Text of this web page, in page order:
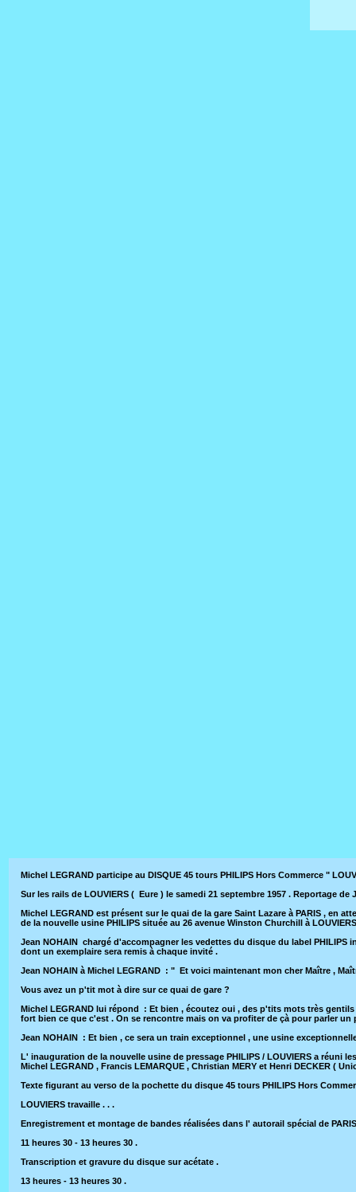
Michel LEGRAND participe au DISQUE 45 tours PHILIPS Hors Commerce "
Sur les rails de LOUVIERS ( Eure ) le samedi 21 septembre 1957 . Reportage
Michel LEGRAND est présent sur le quai de la gare Saint Lazare à PARIS , en
de la nouvelle usine PHILIPS située au 26 avenue Winston Churchill à
Jean NOHAIN chargé d'accompagner les vedettes du disque du label
dont un exemplaire sera remis à chaque invité .
Jean NOHAIN à Michel LEGRAND : " Et voici maintenant mon cher Maître ,
Vous avez un p'tit mot à dire sur ce quai de gare ?
Michel LEGRAND lui répond : Et bien , écoutez oui , des p'tits mots très
fort bien ce que c'est . On se rencontre mais on va profiter de çà pour parler
Jean NOHAIN : Et bien , ce sera un train exceptionnel , une usine
L' inauguration de la nouvelle usine de pressage PHILIPS / LOUVIERS a réuni
Michel LEGRAND , Francis LEMARQUE , Christian MERY et Henri DECKER (
Texte figurant au verso de la pochette du disque 45 tours PHILIPS Hors
LOUVIERS travaille . . .
Enregistrement et montage de bandes réalisées dans l' autorail spécial de
11 heures 30 - 13 heures 30 .
Transcription et gravure du disque sur acétate .
13 heures - 13 heures 30 .